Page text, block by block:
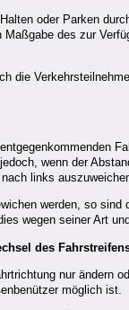
oder Parken
des zur
die
wenn der
nach links
werden, so
wegen seiner Art
des
nur ändern
möglich ist.